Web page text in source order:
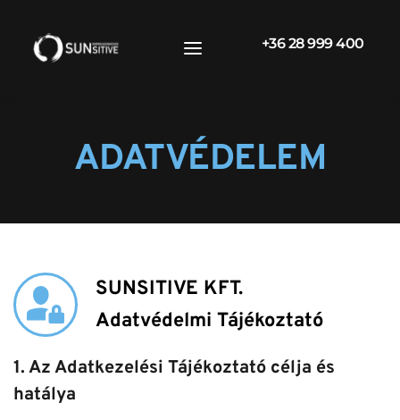
+36 28 999 400
ADATVÉDELEM
SUNSITIVE KFT.
Adatvédelmi Tájékoztató
1. Az Adatkezelési Tájékoztató célja és
hatálya